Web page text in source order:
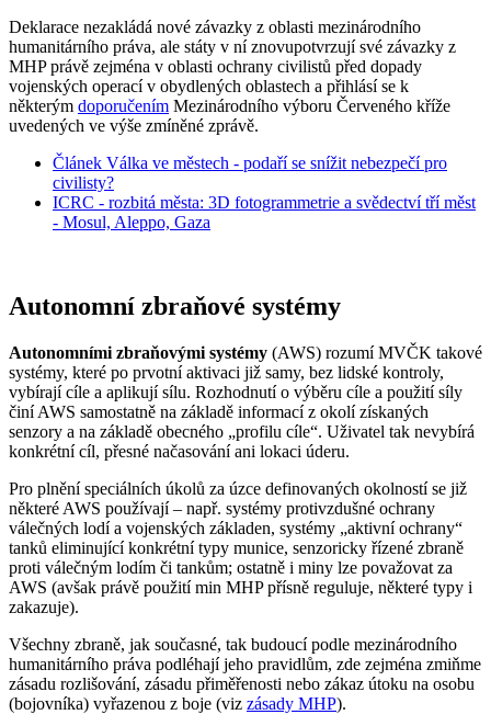
Deklarace nezakládá nové závazky z oblasti mezinárodního
humanitárního práva, ale státy v ní znovupotvrzují své závazky z
MHP právě zejména v oblasti ochrany civilistů před dopady
vojenských operací v obydlených oblastech a přihlásí se k
některým doporučením Mezinárodního výboru Červeného kříže
uvedených ve výše zmíněné zprávě.
Článek Válka ve městech - podaří se snížit nebezpečí pro
civilisty?
ICRC - rozbitá města: 3D fotogrammetrie a svědectví tří měst
- Mosul, Aleppo, Gaza
Autonomní zbraňové systémy
Autonomními zbraňovými systémy (AWS) rozumí MVČK takové
systémy, které po prvotní aktivaci již samy, bez lidské kontroly,
vybírají cíle a aplikují sílu. Rozhodnutí o výběru cíle a použití síly
činí AWS samostatně na základě informací z okolí získaných
senzory a na základě obecného „profilu cíle“. Uživatel tak nevybírá
konkrétní cíl, přesné načasování ani lokaci úderu.
Pro plnění speciálních úkolů za úzce definovaných okolností se již
některé AWS používají – např. systémy protivzdušné ochrany
válečných lodí a vojenských základen, systémy „aktivní ochrany“
tanků eliminující konkrétní typy munice, senzoricky řízené zbraně
proti válečným lodím či tankům; ostatně i miny lze považovat za
AWS (avšak právě použití min MHP přísně reguluje, některé typy i
zakazuje).
Všechny zbraně, jak současné, tak budoucí podle mezinárodního
humanitárního práva podléhají jeho pravidlům, zde zejména zmiňme
zásadu rozlišování, zásadu přiměřenosti nebo zákaz útoku na osobu
(bojovníka) vyřazenou z boje (viz zásady MHP).